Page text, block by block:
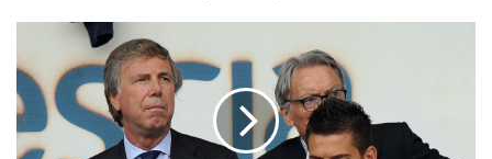
in
vendita.
Preziosi:
no